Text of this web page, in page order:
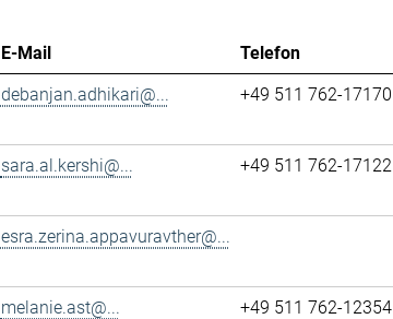
E-Mail Telefon
debanjan.adhikari@... +49 511 762-17170
sara.al.kershi@... +49 511 762-17122
esra.zerina.appavuravther@...
melanie.ast@... +49 511 762-12354